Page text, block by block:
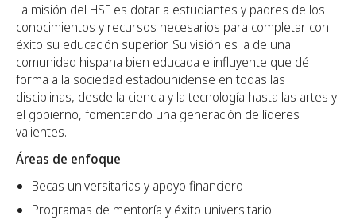
La misión del HSF es dotar a estudiantes y padres de los
conocimientos y recursos necesarios para completar con
éxito su educación superior. Su visión es la de una
comunidad hispana bien educada e influyente que dé
forma a la sociedad estadounidense en todas las
disciplinas, desde la ciencia y la tecnología hasta las artes y
el gobierno, fomentando una generación de líderes
valientes.
Áreas de enfoque
Becas universitarias y apoyo financiero
Programas de mentoría y éxito universitario